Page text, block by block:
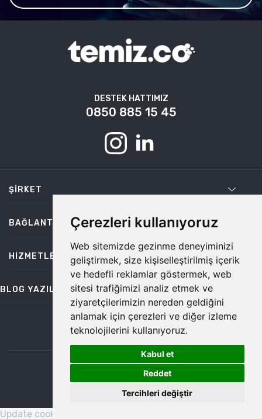
Çerezleri kullanıyoruz
Web sitemizde gezinme deneyiminizi
geliştirmek, size kişiselleştirilmiş içerik
ve hedefli reklamlar göstermek, web
sitesi trafiğimizi analiz etmek ve
ziyaretçilerimizin nereden geldiğini
anlamak için çerezleri ve diğer izleme
teknolojilerini kullanıyoruz.
Kabul et
Reddet
Tercihleri değiştir
DESTEK HATTIMIZ
0850 885 15 45
ŞIRKET
BAĞLANTILAR
HIZMETLER
BLOG YAZILARI
bilgi@temiz.co
©2026 Temiz, Her Hakkı Saklıdır.
Update cookies preferences